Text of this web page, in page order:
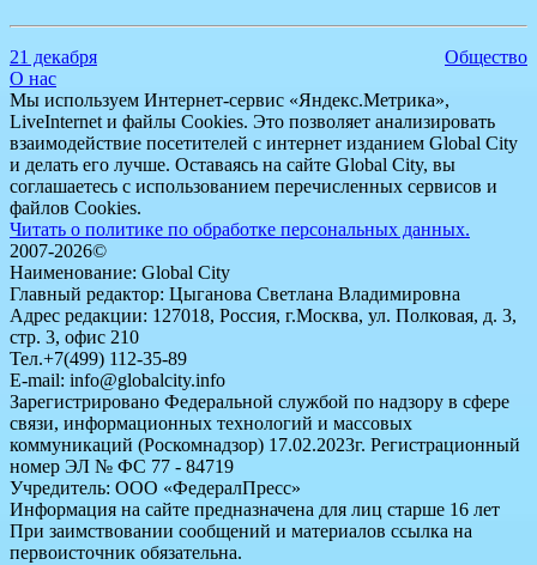
21 декабря
Общество
О нас
Мы используем Интернет-сервис «Яндекс.Метрика»,
LiveInternet и файлы Cookies. Это позволяет анализировать
взаимодействие посетителей с интернет изданием Global City
и делать его лучше. Оставаясь на сайте Global City, вы
соглашаетесь с использованием перечисленных сервисов и
файлов Cookies.
Читать о политике по обработке персональных данных.
2007-2026©
Наименование: Global City
Главный редактор: Цыганова Светлана Владимировна
Адрес редакции: 127018, Россия, г.Москва, ул. Полковая, д. 3,
стр. 3, офис 210
Тел.+7(499) 112-35-89
E-mail: info@globalcity.info
Зарегистрировано Федеральной службой по надзору в сфере
связи, информационных технологий и массовых
коммуникаций (Роскомнадзор) 17.02.2023г. Регистрационный
номер ЭЛ № ФС 77 - 84719
Учредитель: ООО «ФедералПресс»
Информация на сайте предназначена для лиц старше 16 лет
При заимствовании сообщений и материалов ссылка на
первоисточник обязательна.